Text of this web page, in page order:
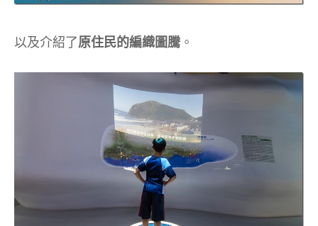
以及介紹了原住民的編織圖騰 。